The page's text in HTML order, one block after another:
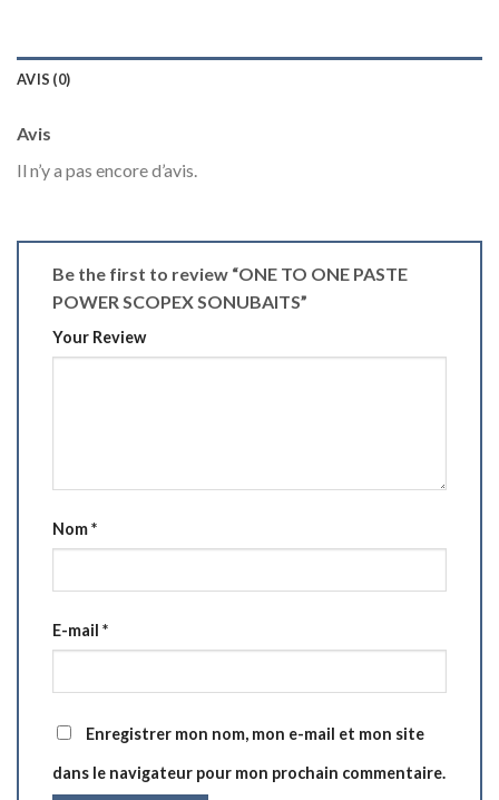
AVIS (0)
Avis
Il n’y a pas encore d’avis.
Be the first to review “ONE TO ONE PASTE
POWER SCOPEX SONUBAITS”
Your Review
Nom*
E-mail *
Enregistrer mon nom, mon e-mail et mon site
dans le navigateur pour mon prochain commentaire.